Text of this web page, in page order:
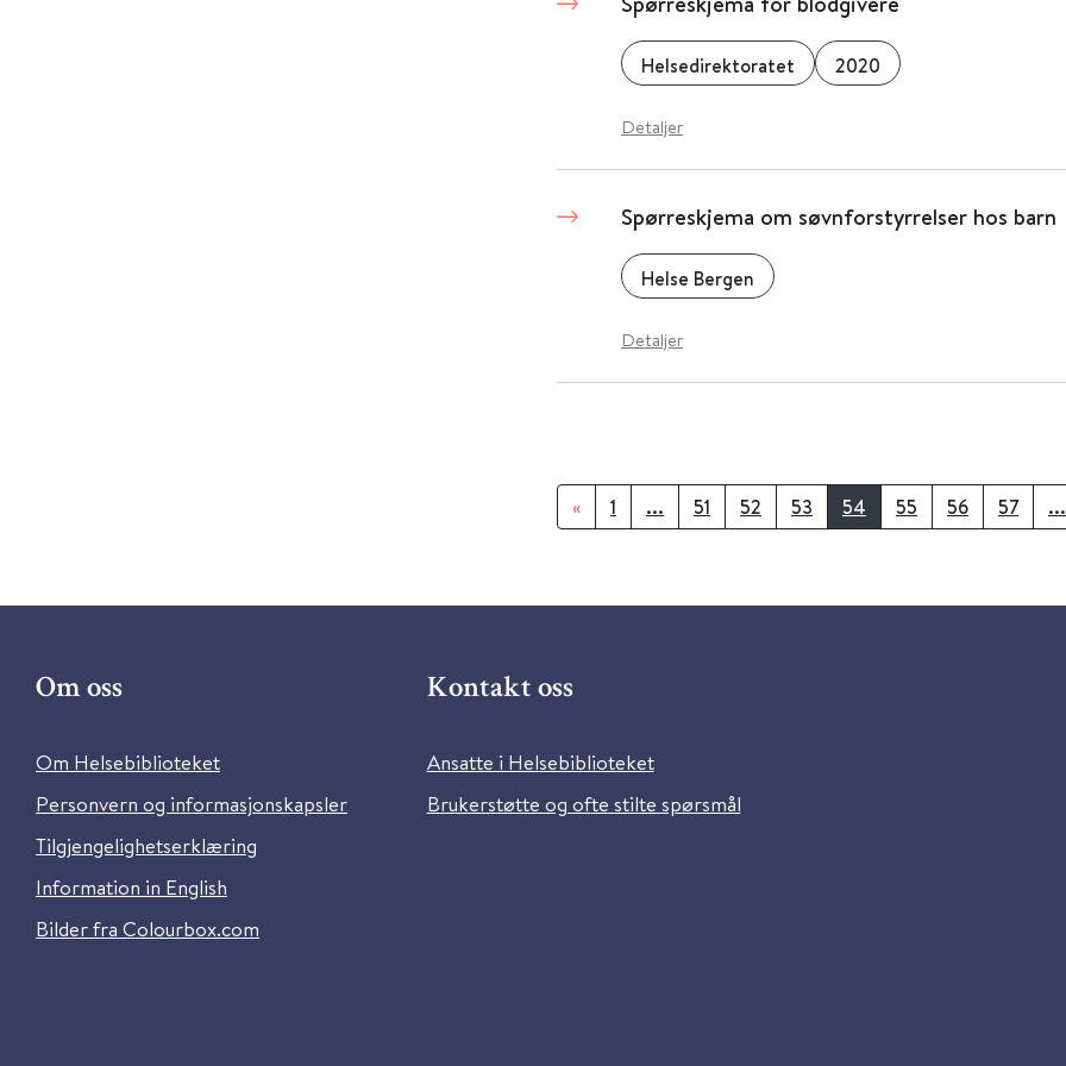
Helsedirektoratet 2020
Detaljer
Spørreskjema om søvnforstyrrelser hos barn
Helse Bergen
Detaljer
« 1 ... 51 52 53 54 55 56 57 ...
Om oss
Om Helsebiblioteket
Personvern og informasjonskapsler
Tilgjengelighetserklæring
Information in English
Bilder fra Colourbox.com
Kontakt oss
Ansatte i Helsebiblioteket
Brukerstøtte og ofte stilte spørsmål